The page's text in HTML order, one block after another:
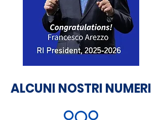
ALCUNI NOSTRI NUMERI